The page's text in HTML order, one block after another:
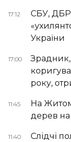
17:12
СБУ, ДБР
України
17:00
року,
11:45
На
дерев
11:40
Слідчі